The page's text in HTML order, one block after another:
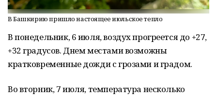
В Башкирию пришло настоящее июльское тепло
В понедельник, 6 июля, воздух прогреется до +27,
+32 градусов. Днем местами возможны
кратковременные дожди с грозами и градом.
Во вторник, 7 июля, температура несколько